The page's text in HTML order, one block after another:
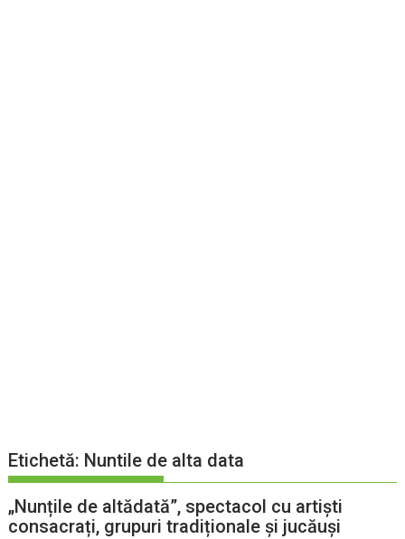
Etichetă: Nuntile de alta data
„Nunțile de altădată”, spectacol cu artiști
consacrați, grupuri tradiționale și jucăuși